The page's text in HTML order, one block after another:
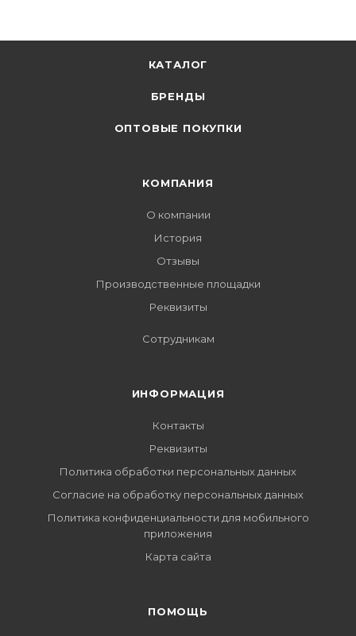
КАТАЛОГ
БРЕНДЫ
ОПТОВЫЕ ПОКУПКИ
КОМПАНИЯ
О компании
История
Отзывы
Производственные площадки
Реквизиты
Сотрудникам
ИНФОРМАЦИЯ
Контакты
Реквизиты
Политика обработки персональных данных
Согласие на обработку персональных данных
Политика конфиденциальности для мобильного
приложения
Карта сайта
ПОМОЩЬ